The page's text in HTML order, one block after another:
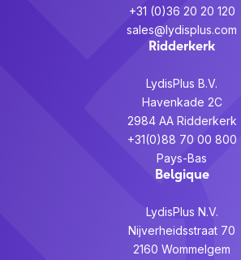
+31 (0)36 20 20 120
sales@lydisplus.com
Ridderkerk
LydisPlus B.V.
Havenkade 2C
2984 AA Ridderkerk
+31(0)88 70 00 800
Pays-Bas
Belgique
LydisPlus N.V.
Nijverheidsstraat 70
2160 Wommelgem